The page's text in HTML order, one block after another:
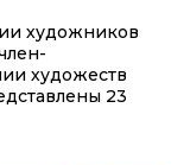
художников
художеств
23